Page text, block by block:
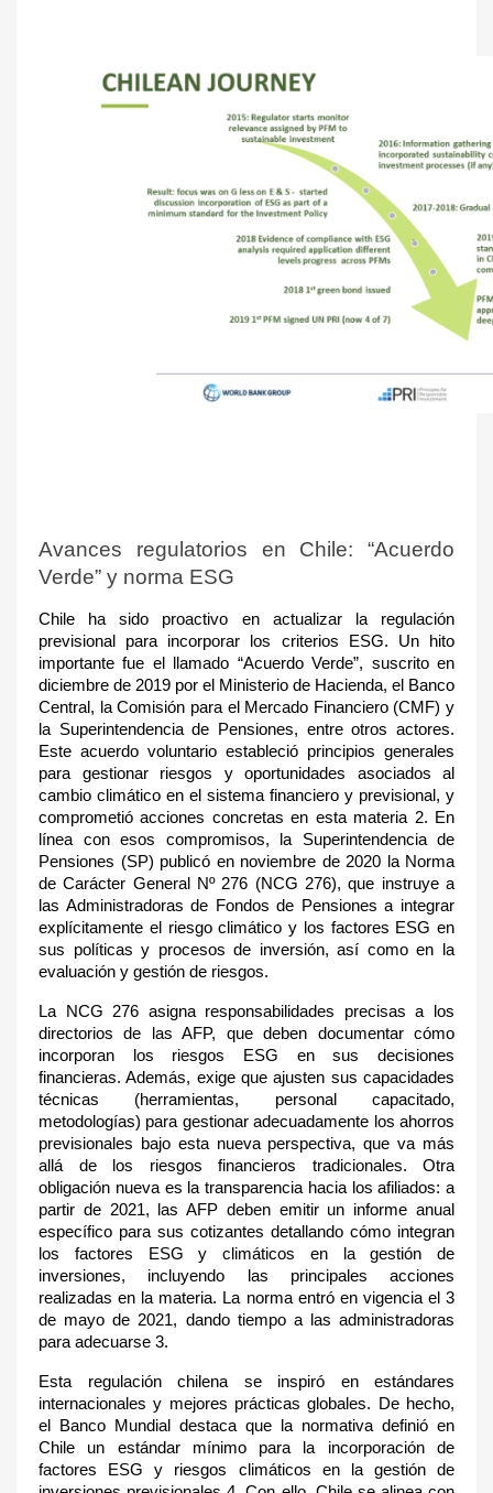
Avances regulatorios en Chile: “Acuerdo
Verde” y norma ESG
Chile ha sido proactivo en actualizar la regulación
previsional para incorporar los criterios ESG. Un hito
importante fue el llamado “Acuerdo Verde”, suscrito en
diciembre de 2019 por el Ministerio de Hacienda, el Banco
Central, la Comisión para el Mercado Financiero (CMF) y
la Superintendencia de Pensiones, entre otros actores.
Este acuerdo voluntario estableció principios generales
para gestionar riesgos y oportunidades asociados al
cambio climático en el sistema financiero y previsional, y
comprometió acciones concretas en esta materia 2. En
línea con esos compromisos, la Superintendencia de
Pensiones (SP) publicó en noviembre de 2020 la Norma
de Carácter General Nº 276 (NCG 276), que instruye a
las Administradoras de Fondos de Pensiones a integrar
explícitamente el riesgo climático y los factores ESG en
sus políticas y procesos de inversión, así como en la
evaluación y gestión de riesgos.
La NCG 276 asigna responsabilidades precisas a los
directorios de las AFP, que deben documentar cómo
incorporan los riesgos ESG en sus decisiones
financieras. Además, exige que ajusten sus capacidades
técnicas (herramientas, personal capacitado,
metodologías) para gestionar adecuadamente los ahorros
previsionales bajo esta nueva perspectiva, que va más
allá de los riesgos financieros tradicionales. Otra
obligación nueva es la transparencia hacia los afiliados: a
partir de 2021, las AFP deben emitir un informe anual
específico para sus cotizantes detallando cómo integran
los factores ESG y climáticos en la gestión de
inversiones, incluyendo las principales acciones
realizadas en la materia. La norma entró en vigencia el 3
de mayo de 2021, dando tiempo a las administradoras
para adecuarse 3.
Esta regulación chilena se inspiró en estándares
internacionales y mejores prácticas globales. De hecho,
el Banco Mundial destaca que la normativa definió en
Chile un estándar mínimo para la incorporación de
factores ESG y riesgos climáticos en la gestión de